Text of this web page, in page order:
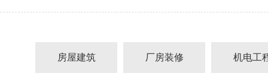
房屋建筑 厂房装修 机电工